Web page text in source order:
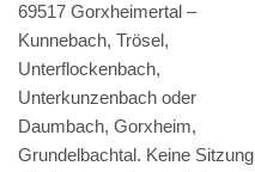
69517 Gorxheimertal –
Kunnebach, Trösel,
Unterflockenbach,
Unterkunzenbach oder
Daumbach, Gorxheim,
Grundelbachtal. Keine Sitzung